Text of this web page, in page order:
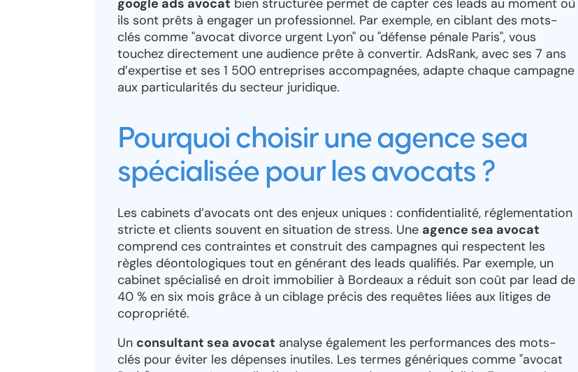
google ads avocat bien structurée permet de capter ces leads au moment où
ils sont prêts à engager un professionnel. Par exemple, en ciblant des mots-
clés comme "avocat divorce urgent Lyon" ou "défense pénale Paris", vous
touchez directement une audience prête à convertir. AdsRank, avec ses 7 ans
d’expertise et ses 1 500 entreprises accompagnées, adapte chaque campagne
aux particularités du secteur juridique.
Pourquoi choisir une agence sea
spécialisée pour les avocats ?
Les cabinets d’avocats ont des enjeux uniques : confidentialité, réglementation
stricte et clients souvent en situation de stress. Une agence sea avocat
comprend ces contraintes et construit des campagnes qui respectent les
règles déontologiques tout en générant des leads qualifiés. Par exemple, un
cabinet spécialisé en droit immobilier à Bordeaux a réduit son coût par lead de
40 % en six mois grâce à un ciblage précis des requêtes liées aux litiges de
copropriété.
Un consultant sea avocat analyse également les performances des mots-
clés pour éviter les dépenses inutiles. Les termes génériques comme "avocat